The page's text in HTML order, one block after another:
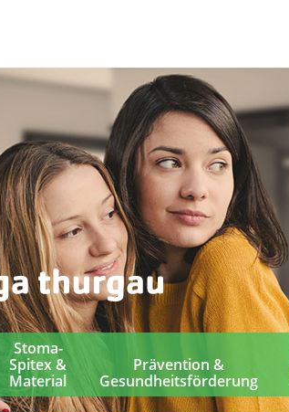
Stoma-
Spitex &
Material
Prävention &
Gesundheitsförderung